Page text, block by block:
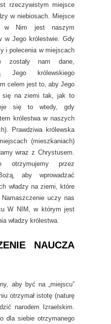
rzeczywistym miejsce
w niebiosach. Miejsce
w Nim jest naszym
w Jego królestwie. Gdy
i polecenia w miejscach
zostały nam dane,
Jego królewskiego
celem jest to, aby Jego
się na ziemi tak, jak to
się to wtedy, gdy
królestwa w naszych
Prawdziwa królewska
(mieszkaniach)
wraz z Chrystusem.
przez
aby wprowadzać
władzy na ziemi, które
Namaszczenie uczy nas
W NIM, w którym jest
władzy królestwa.
NAUCZA
aby być na „miejscu”
otrzymał istotę (naturę
narodem Izraelskim.
dla siebie otrzymanego